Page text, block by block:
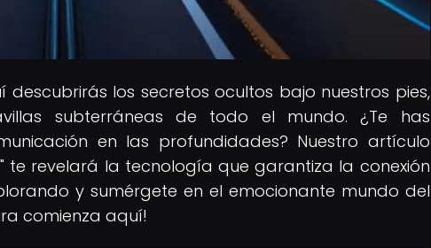
descubrirás los secretos ocultos bajo nuestros pies,
subterráneas de todo el mundo. ¿Te has
en las profundidades? Nuestro artículo
te revelará la tecnología que garantiza la conexión
y sumérgete en el emocionante mundo del
comienza aquí!